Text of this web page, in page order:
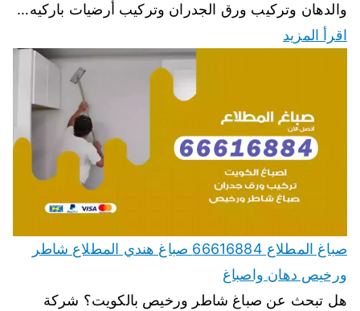
والدهان وتركيب ورق الجدران وتركيب أرضيات باركيه…
اقرأ المزيد
صباغ المطلاع 66616884 صباغ هندي المطلاع شاطر
ورخيص دهان واصباغ
هل تبحث عن صباغ شاطر ورخيص بالكويت؟ شركة